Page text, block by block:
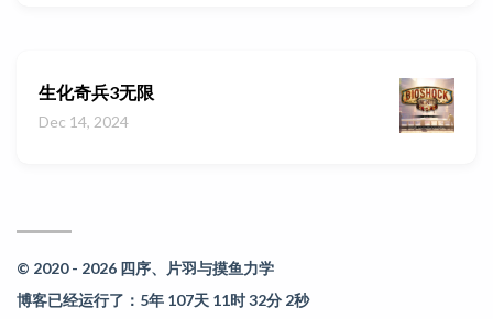
生化奇兵3无限
Dec 14, 2024
© 2020 - 2026 四序、片羽与摸鱼力学
博客已经运行了：5年 107天 11时 32分 2秒